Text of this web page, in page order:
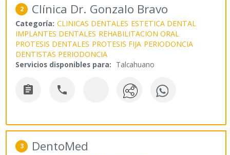
2 Clínica Dr. Gonzalo Bravo
Categoría: CLINICAS DENTALES ESTETICA DENTAL
IMPLANTES DENTALES REHABILITACION ORAL
PROTESIS DENTALES PROTESIS FIJA PERIODONCIA
DENTISTAS PERIODONCIA
Servicios disponibles para: Talcahuano
 
3 DentoMed